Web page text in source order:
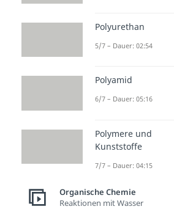
nicht direkt eine
sondern die
Kettenbildung
Polyurethan
5/7 – Dauer: 02:54
Polyamid
6/7 – Dauer: 05:16
Polymere und
Kunststoffe
7/7 – Dauer: 04:15
Organische Chemie
Reaktionen mit Wasser